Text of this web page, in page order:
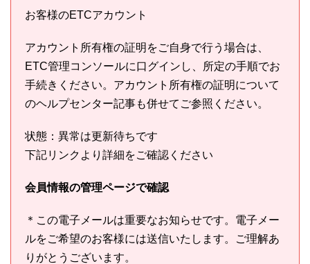
お客様のETCアカウント
アカウント所有権の証明をご自身で行う場合は、
ETC管理コンソールに口グインし、所定の手順でお
手続きください。アカウント所有権の証明について
のヘルプセンター記事も併せてご参照ください。
状態：異常は更新待ちです
下記リンクより詳細をご確認ください
会員情報の管理ページで確認
＊この電子メールは重要なお知らせです。電子メー
ルをご希望のお客様には送信いたします。ご理解あ
りがとうございます。